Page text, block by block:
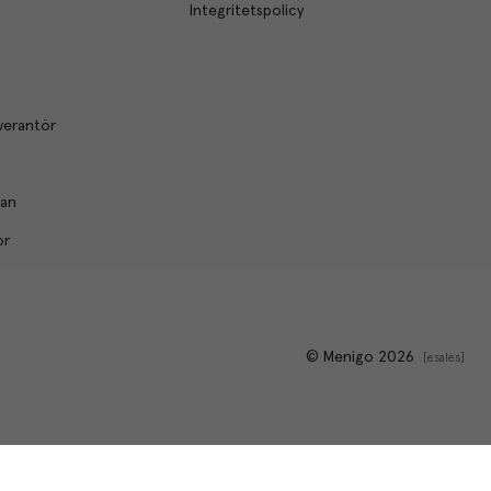
Integritetspolicy
© Menigo 2026 esales]